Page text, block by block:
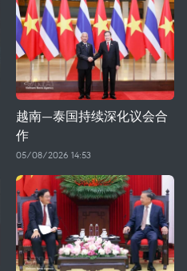
越南—泰国持续深化议会合
作
05/08/2026 14:53